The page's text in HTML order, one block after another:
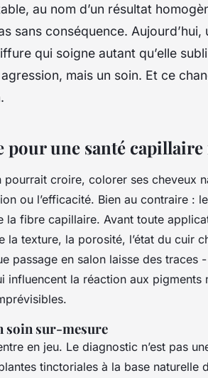
au nom d’un résultat
sans conséquence.
qui soigne autant qu’elle
mais un soin. Et ce
pour une santé
pourrait croire, colorer ses cheveux
ou l’efficacité. Bien au contraire :
la fibre capillaire. Avant toute
la texture, la porosité, l’état du cuir
passage en salon laisse des traces
influencent la réaction aux pigments
soin sur-mesure
en jeu. Le diagnostic n’est pas
tinctoriales à la base naturelle